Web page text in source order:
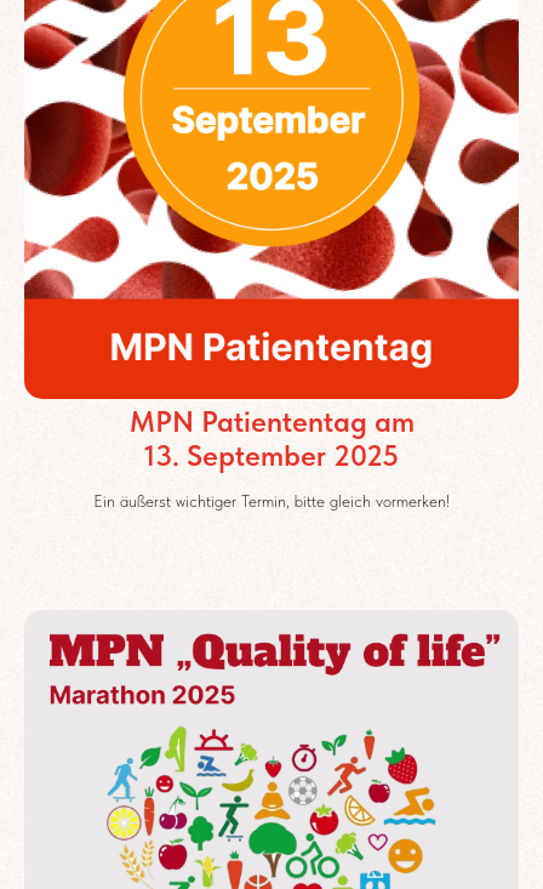
MPN Patiententag am
13. September 2025
Ein äußerst wichtiger Termin, bitte gleich vormerken!